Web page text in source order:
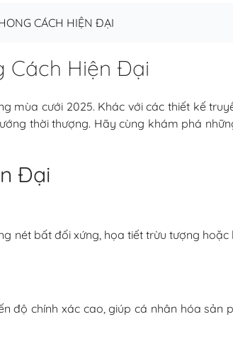
CÁCH HIỆN ĐẠI
Cách Hiện Đại
mùa cưới 2025. Khác với các thiết kế
thời thượng. Hãy cùng khám phá
Đại
nét bất đối xứng, họa tiết trừu tượng
độ chính xác cao, giúp cá nhân hóa sản